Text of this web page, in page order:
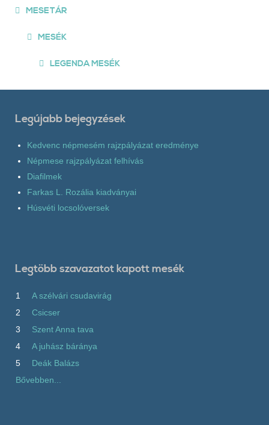
MESETÁR
MESÉK
LEGENDA MESÉK
Legújabb bejegyzések
Kedvenc népmesém rajzpályázat eredménye
Népmese rajzpályázat felhívás
Diafilmek
Farkas L. Rozália kiadványai
Húsvéti locsolóversek
Legtöbb szavazatot kapott mesék
1
A szélvári csudavirág
2
Csicser
3
Szent Anna tava
4
A juhász báránya
5
Deák Balázs
Bővebben...